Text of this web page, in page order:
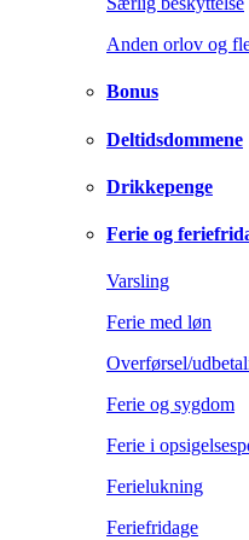
Anden orlov og
Bonus
Deltidsdommene
Drikkepenge
Ferie og
Varsling
Ferie med løn
Overførsel/
Ferie og sygdom
Ferie i
Ferielukning
Feriefridage